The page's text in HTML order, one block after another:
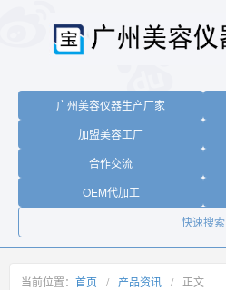
广州美容仪器生产厂家
加盟美容工厂
合作交流
OEM代加工
快速搜索
当前位置： 首页 / 产品资讯 / 正文